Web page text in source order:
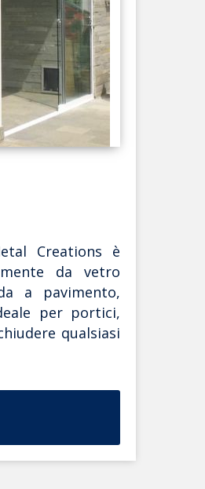
Creations è
da vetro
a pavimento,
per portici,
qualsiasi